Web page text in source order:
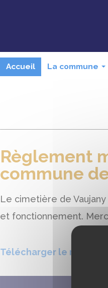
Règlement
commune
Le cimetière de
et fonctionnement.
Télécharger le
Accueil La commune